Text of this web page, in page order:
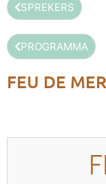
SPREKERS
PROGRAMMA
FEU DE MER